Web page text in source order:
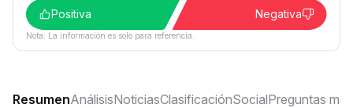
Positiva
Negativa
Nota: La información es solo para referencia.
ResumenAnálisisNoticiasClasificaciónSocialPreguntas